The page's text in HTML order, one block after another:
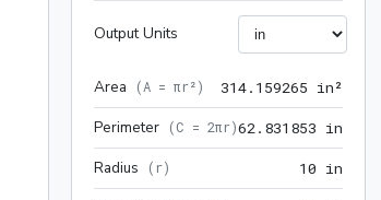
Output Units
Area (A = πr²) 314. 1 59265 in²
Perimeter (C = 2πr)62. 831 853 in
Radius ( r) 10 in